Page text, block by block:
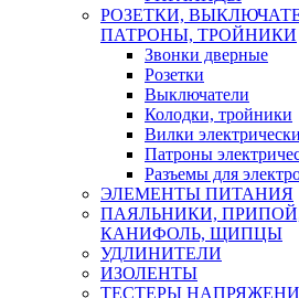
РОЗЕТКИ,
ПАТРОНЫ, ТРОЙНИКИ
Звонки дверные
Розетки
Выключатели
Колодки, тройники
Вилки
Патроны
Разъемы для
ЭЛЕМЕНТЫ ПИТАНИЯ
ПАЯЛЬНИКИ,
КАНИФОЛЬ, ЩИПЦЫ
УДЛИНИТЕЛИ
ИЗОЛЕНТЫ
ТЕСТЕРЫ